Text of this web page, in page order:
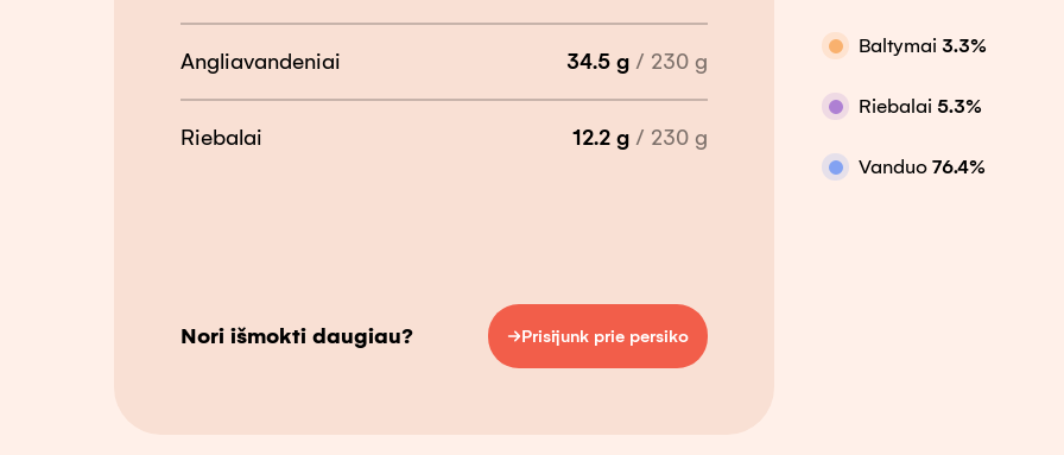
Angliavandeniai 34.5 g / 230 g
Riebalai 12.2 g / 230 g
Nori išmokti daugiau? Prisijunk prie persiko
Baltymai 3.3%
Riebalai 5.3%
Vanduo 76.4%